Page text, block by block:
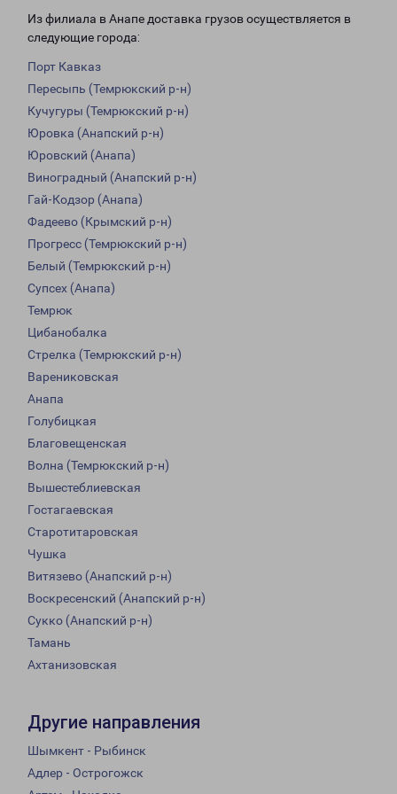
Из филиала в Анапе доставка грузов осуществляется в
следующие города:
Порт Кавказ
Пересыпь (Темрюкский р-н)
Кучугуры (Темрюкский р-н)
Юровка (Анапский р-н)
Юровский (Анапа)
Виноградный (Анапский р-н)
Гай-Кодзор (Анапа)
Фадеево (Крымский р-н)
Прогресс (Темрюкский р-н)
Белый (Темрюкский р-н)
Супсех (Анапа)
Темрюк
Цибанобалка
Стрелка (Темрюкский р-н)
Варениковская
Анапа
Голубицкая
Благовещенская
Волна (Темрюкский р-н)
Вышестеблиевская
Гостагаевская
Старотитаровская
Чушка
Витязево (Анапский р-н)
Воскресенский (Анапский р-н)
Сукко (Анапский р-н)
Тамань
Ахтанизовская
Другие направления
Шымкент - Рыбинск
Адлер - Острогожск